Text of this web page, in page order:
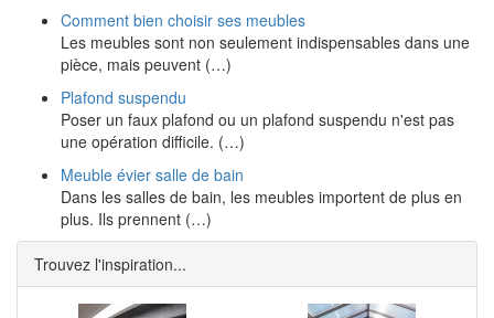
Comment bien choisir ses meubles
Les meubles sont non seulement indispensables dans une
pièce, mais peuvent (…)
Plafond suspendu
Poser un faux plafond ou un plafond suspendu n'est pas
une opération difficile. (…)
Meuble évier salle de bain
Dans les salles de bain, les meubles importent de plus en
plus. Ils prennent (…)
Trouvez l'inspiration...